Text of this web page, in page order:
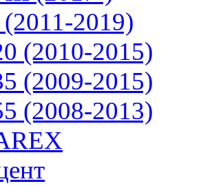
2019)
(2010-2015)
(2009-2015)
(2008-2013)